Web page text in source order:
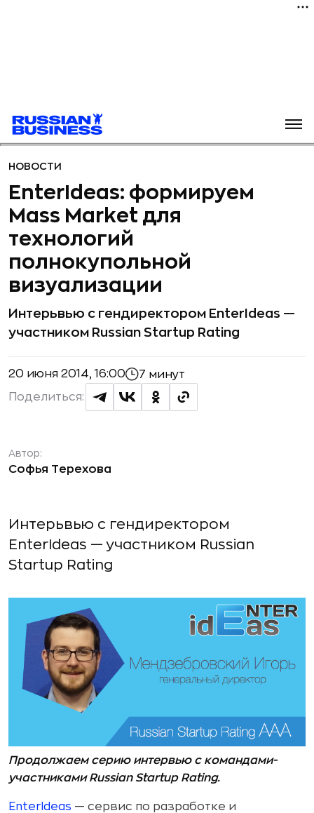
НОВОСТИ
EnterIdeas: формируем
Mass Market для
технологий
полнокупольной
визуализации
Интерьвью с гендиректором EnterIdeas —
участником Russian Startup Rating
20 июня 2014, 16:00 7 минут
Поделиться:
Автор:
Софья Терехова
Интерьвью с гендиректором
EnterIdeas — участником Russian
Startup Rating
Продолжаем серию интервью с командами-
участниками Russian Startup Rating.
EnterIdeas — сервис по разработке и